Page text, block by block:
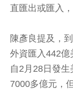
直匯出或匯入
陳彥良提及，
外資匯入442億
自2月28日發
7000多億元，